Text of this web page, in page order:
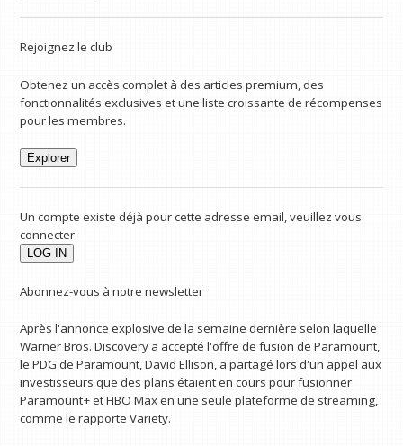
Rejoignez le club
Obtenez un accès complet à des articles premium, des
fonctionnalités exclusives et une liste croissante de récompenses
pour les membres.
Explorer
Un compte existe déjà pour cette adresse email, veuillez vous
connecter.
Abonnez-vous à notre newsletter
Après l'annonce explosive de la semaine dernière selon laquelle
Warner Bros. Discovery a accepté l'offre de fusion de Paramount,
le PDG de Paramount, David Ellison, a partagé lors d'un appel aux
investisseurs que des plans étaient en cours pour fusionner
Paramount+ et HBO Max en une seule plateforme de streaming,
comme le rapporte Variety.